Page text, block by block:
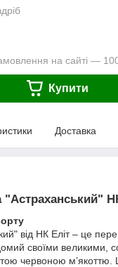
на сайті —
Купити
Доставка
"Астраханський"
від НК Еліт – це
своїми великими,
червоною м’якоттю.